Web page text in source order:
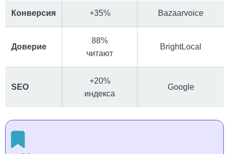
Конверсия +35% Bazaarvoice
Доверие
88%
читают
BrightLocal
SEO
+20%
индекса
Google